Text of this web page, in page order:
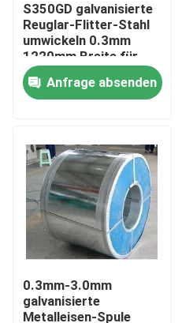
S350GD galvanisierte
Reuglar-Flitter-Stahl
umwickeln 0.3mm
1220mm Breite für
Universalität
Anfrage absenden
0.3mm-3.0mm
galvanisierte
Metalleisen-Spule